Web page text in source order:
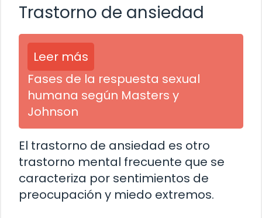
Trastorno de ansiedad
Leer más
Fases de la respuesta sexual
humana según Masters y
Johnson
El trastorno de ansiedad es otro
trastorno mental frecuente que se
caracteriza por sentimientos de
preocupación y miedo extremos.